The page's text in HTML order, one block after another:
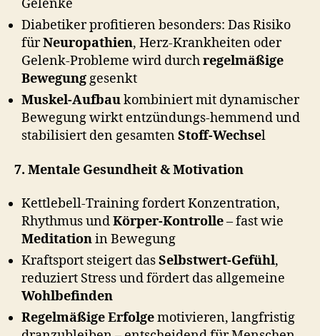
Gelenke
Diabetiker profitieren besonders: Das Risiko
fürNeuropathien, Herz-Krankheiten oder
Gelenk-Probleme wird durchregelmäßige
Bewegunggesenkt
Muskel-Aufbaukombiniert mit dynamischer
Bewegung wirkt entzündungs-hemmend und
stabilisiert den gesamtenStoff-Wechsel
7. Mentale Gesundheit & Motivation
Kettlebell-Training fordert Konzentration,
Rhythmus undKörper-Kontrolle– fast wie
Meditationin Bewegung
Kraftsport steigert dasSelbstwert-Gefühl,
reduziert Stress und fördert das allgemeine
Wohlbefinden
Regelmäßige Erfolgemotivieren, langfristig